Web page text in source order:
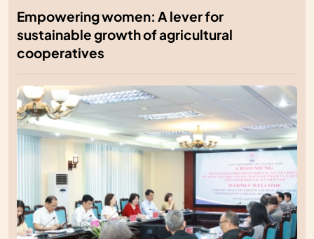
Empowering women: A lever for
sustainable growth of agricultural
cooperatives